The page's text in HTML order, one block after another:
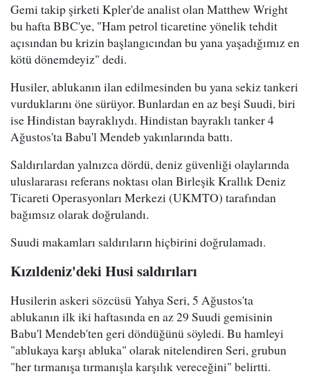
Gemi takip şirketi Kpler'de analist olan Matthew Wright
bu hafta BBC'ye, "Ham petrol ticaretine yönelik tehdit
açısından bu krizin başlangıcından bu yana yaşadığımız en
kötü dönemdeyiz" dedi.
Husiler, ablukanın ilan edilmesinden bu yana sekiz tankeri
vurduklarını öne sürüyor. Bunlardan en az beşi Suudi, biri
ise Hindistan bayraklıydı. Hindistan bayraklı tanker 4
Ağustos'ta Babu'l Mendeb yakınlarında battı.
Saldırılardan yalnızca dördü, deniz güvenliği olaylarında
uluslararası referans noktası olan Birleşik Krallık Deniz
Ticareti Operasyonları Merkezi (UKMTO) tarafından
bağımsız olarak doğrulandı.
Suudi makamları saldırıların hiçbirini doğrulamadı.
Kızıldeniz'deki Husi saldırıları
Husilerin askeri sözcüsü Yahya Seri, 5 Ağustos'ta
ablukanın ilk iki haftasında en az 29 Suudi gemisinin
Babu'l Mendeb'ten geri döndüğünü söyledi. Bu hamleyi
"ablukaya karşı abluka" olarak nitelendiren Seri, grubun
"her tırmanışa tırmanışla karşılık vereceğini" belirtti.